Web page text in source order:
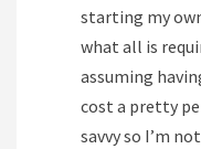
starting my
what all is
assuming
cost a pretty
savvy so I’m